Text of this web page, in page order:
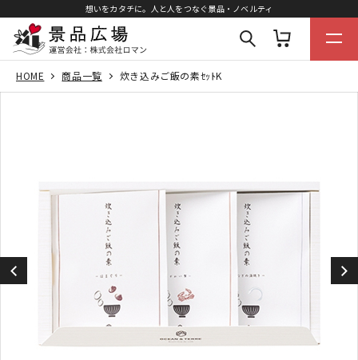
想いをカタチに。人と人をつなぐ景品・ノベルティ
HOME 商品一覧 炊き込みご飯の素ｾｯﾄK